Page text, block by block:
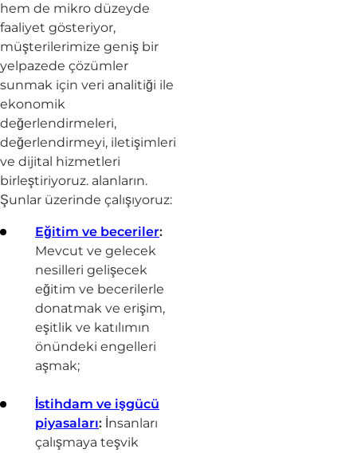
hem de mikro düzeyde
faaliyet gösteriyor,
müşterilerimize geniş bir
yelpazede çözümler
sunmak için veri analitiği ile
ekonomik
değerlendirmeleri,
değerlendirmeyi, iletişimleri
ve dijital hizmetleri
birleştiriyoruz. alanların.
Şunlar üzerinde çalışıyoruz:
Eğitim ve beceriler:
Mevcut ve gelecek
nesilleri gelişecek
eğitim ve becerilerle
donatmak ve erişim,
eşitlik ve katılımın
önündeki engelleri
aşmak;
İstihdam ve işgücü
piyasaları: İnsanları
çalışmaya teşvik